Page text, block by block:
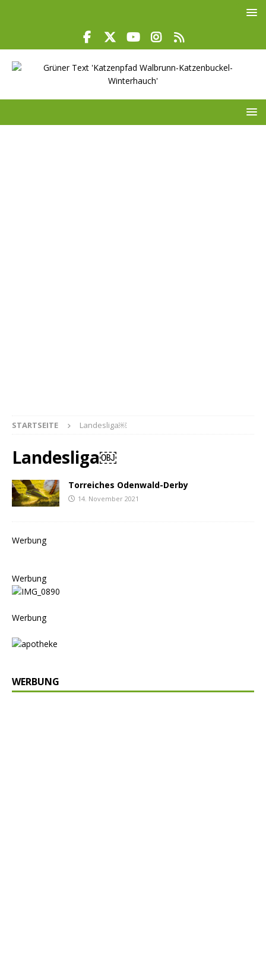
STARTSEITE Landesliga￼
Landesliga￼
Torreiches Odenwald-Derby
14. November 2021
Werbung
Werbung
Werbung
WERBUNG